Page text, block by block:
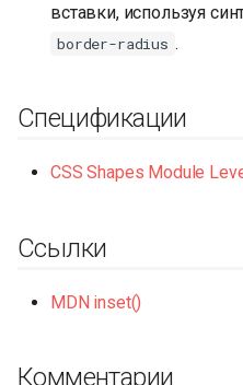
вставки, используя
border-radius .
Спецификации
CSS Shapes Module
Ссылки
MDN inset()
Комментарии